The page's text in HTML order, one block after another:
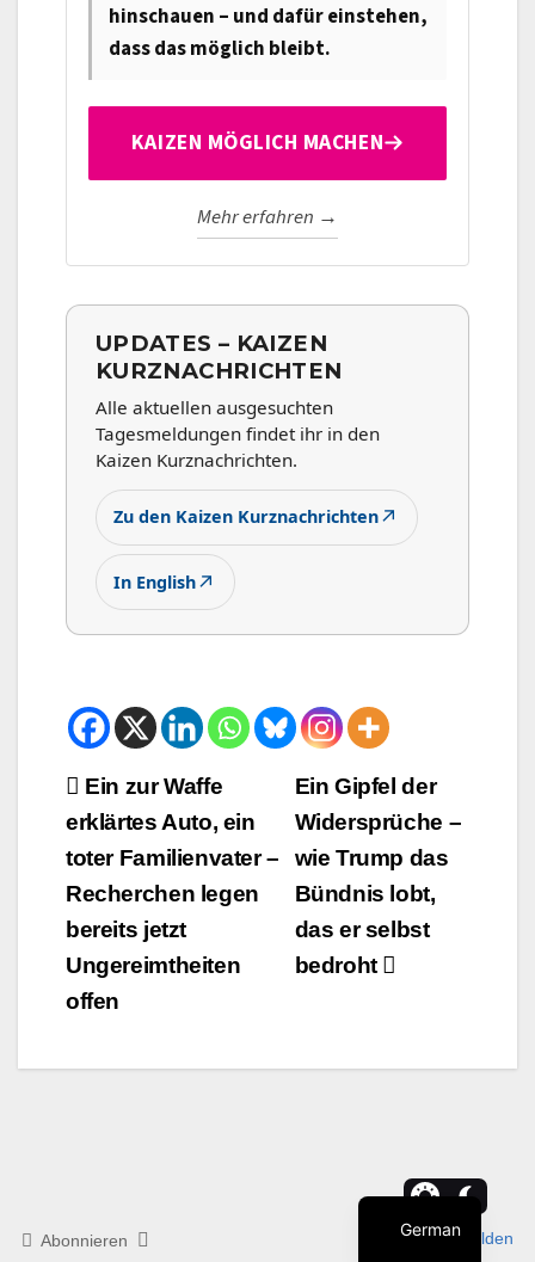
hinschauen – und dafür einstehen,
dass das möglich bleibt.
KAIZEN MÖGLICH MACHEN
Mehr erfahren →
UPDATES – KAIZEN
KURZNACHRICHTEN
Alle aktuellen ausgesuchten
Tagesmeldungen findet ihr in den
Kaizen Kurznachrichten.
Zu den Kaizen Kurznachrichten↗
In English↗
Beitrags-
Navigation
Ein Gipfel der
Widersprüche –
wie Trump das
Bündnis lobt,
das er selbst
bedroht
Ein zur Waffe
erklärtes Auto, ein
toter Familienvater –
Recherchen legen
bereits jetzt
Ungereimtheiten
offen
Abonnieren Anmelden
German